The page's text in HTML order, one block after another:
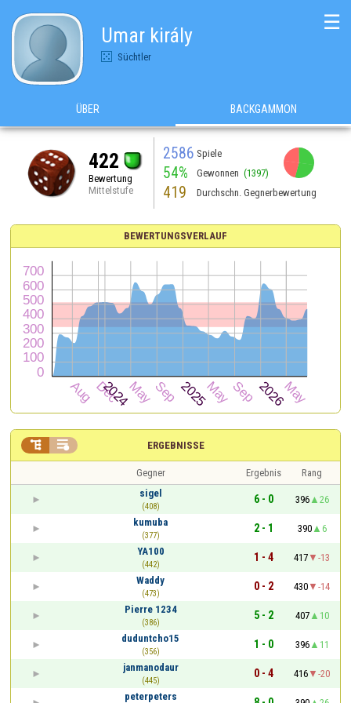
Umar király
Süchtler
☰
ÜBER BACKGAMMON
422
Bewertung
Mittelstufe
2586 Spiele
54% Gewonnen (1397)
419 Durchschn. Gegnerbewertung
BEWERTUNGSVERLAUF
ERGEBNISSE
 
Gegner Ergebnis
Rang
sigel
(408)
6 - 0 396
26
kumuba
(377)
2 - 1 390
6
YA100
(442)
1 - 4 417
-13
Waddy
(473)
0 - 2 430
-14
Pierre 1234
(386)
5 - 2 407
10
duduntcho15
(356)
1 - 0 396
11
janmanodaur
(445)
0 - 4 416
-20
peterpeters